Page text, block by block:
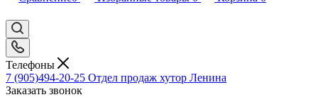
Телефоны
7 (905)494-20-25 Отдел продаж хутор Ленина
Заказать звонок